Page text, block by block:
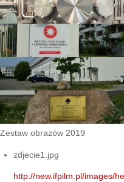
Zestaw obrazów 2019
zdjecie1.jpg
http://new.ifpilm.pl/images/